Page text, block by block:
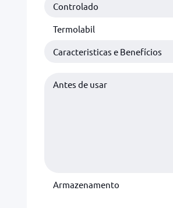
Controlado
Termolabil
Caracteristicas e Benefícios
Antes de usar
Armazenamento